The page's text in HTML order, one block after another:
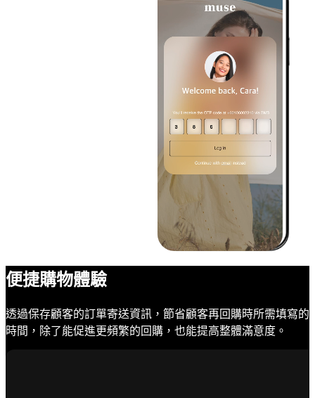
便捷購物體驗
透過保存顧客的訂單寄送資訊，節省顧客再回購時所需填寫的
時間，除了能促進更頻繁的回購，也能提高整體滿意度。